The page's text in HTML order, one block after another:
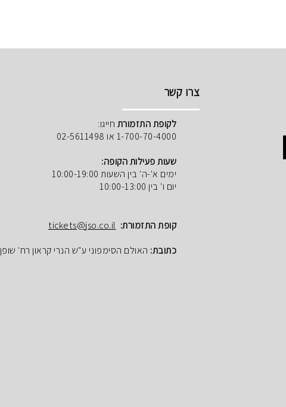
צרו קשר
לקופת התזמורת חייגו:
1-700-70-4000 או 02-5611498
שעות פעילות הקופה:
ימים א'-ה' בין השעות 10:00-19:00
יום ו' בין 10:00-13:00
קופת התזמורת: tickets@jso.co.il
כתובת: האולם הסימפוני ע"ש הנרי קראון רח' שופן 5, ירושלים